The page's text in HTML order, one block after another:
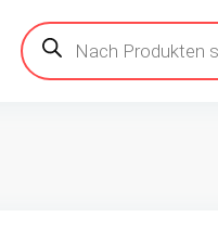
Products
search